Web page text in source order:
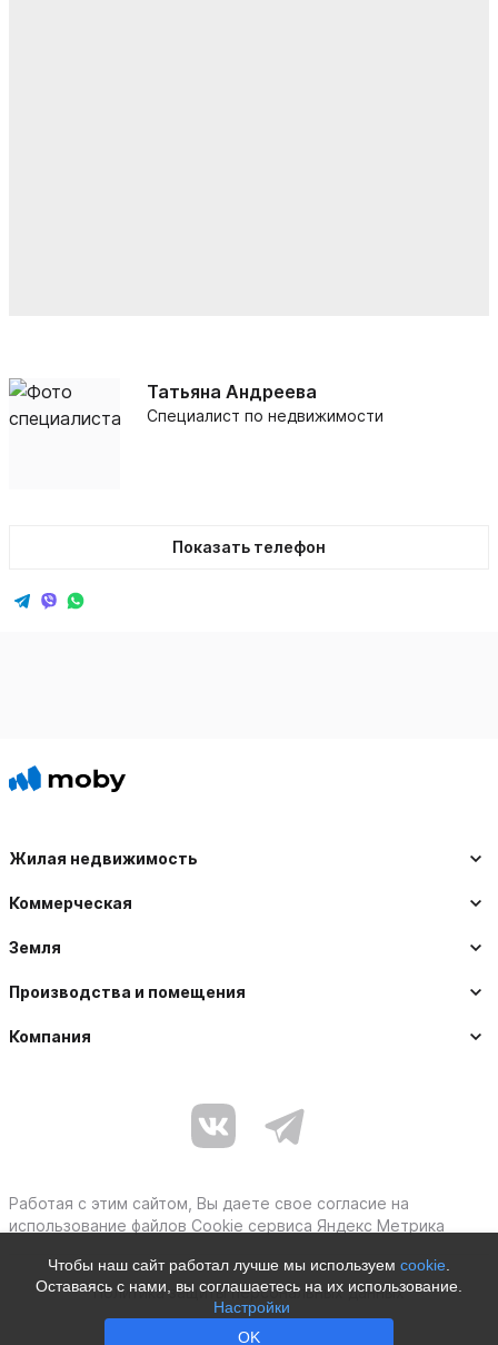
Чтобы наш сайт работал лучше мы используем cookie
Оставаясь с нами, вы соглашаетесь на их использование.
Настройки
OK
Татьяна Андреева
Специалист по недвижимости
Показать телефон
Жилая недвижимость
Коммерческая
Земля
Производства и помещения
Компания
Работая с этим сайтом, Вы даете свое согласие на
использование файлов Cookie сервиса Яндекс Метрика
Политика защиты персональных данных
Moby © 2012–2026